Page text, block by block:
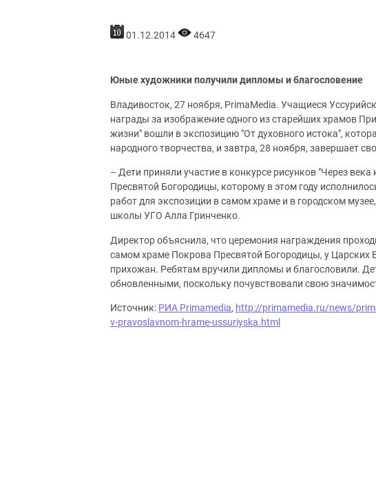
01.12.2014 4647
Юные художники получили дипломы и благословение
Владивосток, 27 ноября, PrimaMedia. Учащиеся
награды за изображение одного из старейших храмов
жизни" вошли в экспозицию "От духовного истока",
народного творчества, и завтра, 28 ноября, завершает
– Дети приняли участие в конкурсе рисунков "Через
Пресвятой Богородицы, которому в этом году
работ для экспозиции в самом храме и в городском
школы УГО Алла Гринченко.
Директор объяснила, что церемония награждения
самом храме Покрова Пресвятой Богородицы, у Царских
прихожан. Ребятам вручили дипломы и благословили.
обновленными, поскольку почувствовали свою
Источник: РИА Primamedia, http://primamedia.ru/news/
v-pravoslavnom-hrame-ussuriyska.html